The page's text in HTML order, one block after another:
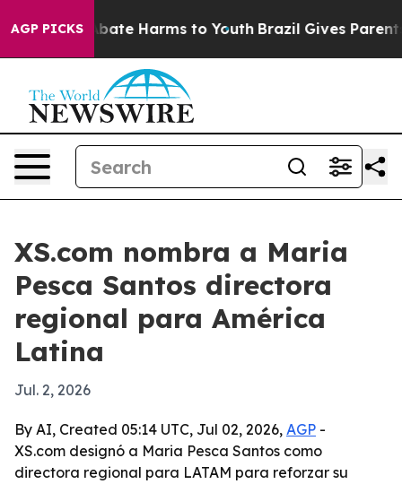
AGP PICKS
to Abate Harms to Youth Brazil Gives Parents
XS.com nombra a Maria
Pesca Santos directora
regional para América
Latina
Jul. 2, 2026
By AI, Created 05:14 UTC, Jul 02, 2026, AGP -
XS.com designó a Maria Pesca Santos como
directora regional para LATAM para reforzar su